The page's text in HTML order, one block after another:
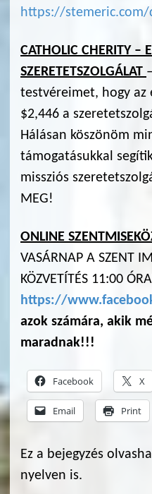
https://
CATHOLIC CHERITY –
SZERETETSZOLGÁLAT
testvéreimet, hogy az
$2,446 a
Hálásan köszönöm
támogatásukkal
missziós
MEG!
ONLINE SZENTMISEK
VASÁRNAP A SZENT
KÖZVETÍTÉS 11:00
https://
azok számára, akik
maradnak!!!
Facebook X
Email Print
Ez a bejegyzés
nyelven is.